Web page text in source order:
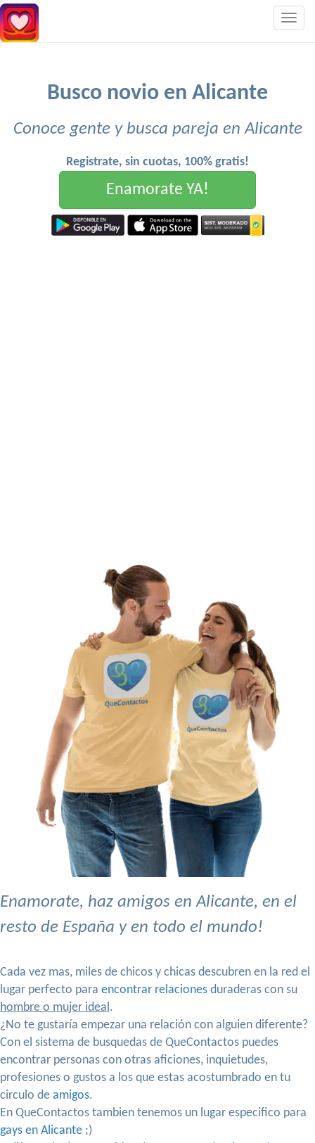
Busco novio en Alicante
Conoce gente y busca pareja en Alicante
Registrate, sin cuotas, 100% gratis!
Enamorate YA!
Enamorate, haz amigos en Alicante, en el
resto de España y en todo el mundo!
Cada vez mas, miles de chicos y chicas descubren en la red el
lugar perfecto para encontrar relaciones duraderas con su
hombre o mujer ideal.
¿No te gustaría empezar una relación con alguien diferente?
Con el sistema de busquedas de QueContactos puedes
encontrar personas con otras aficiones, inquietudes,
profesiones o gustos a los que estas acostumbrado en tu
circulo de amigos.
En QueContactos tambien tenemos un lugar especifico para
gays en Alicante ;)